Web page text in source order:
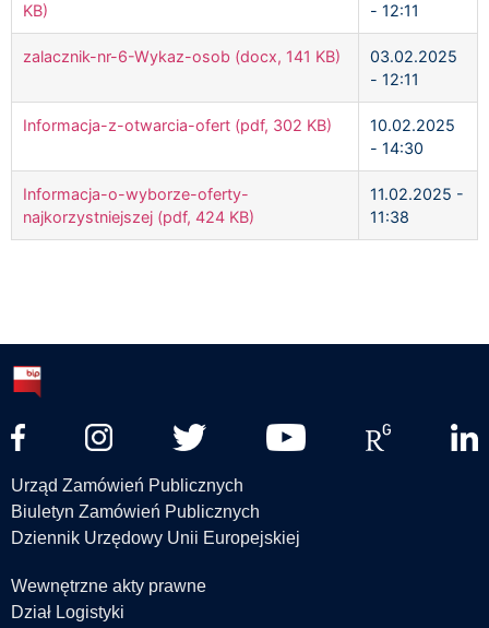
KB)
- 12:11
zalacznik-nr-6-Wykaz-osob (docx, 141 KB)
03.02.2025
- 12:11
Informacja-z-otwarcia-ofert (pdf, 302 KB)
10.02.2025
- 14:30
Informacja-o-wyborze-oferty-
najkorzystniejszej (pdf, 424 KB)
11.02.2025 -
11:38
Urząd Zamówień Publicznych
Biuletyn Zamówień Publicznych
Dziennik Urzędowy Unii Europejskiej
Wewnętrzne akty prawne
Dział Logistyki